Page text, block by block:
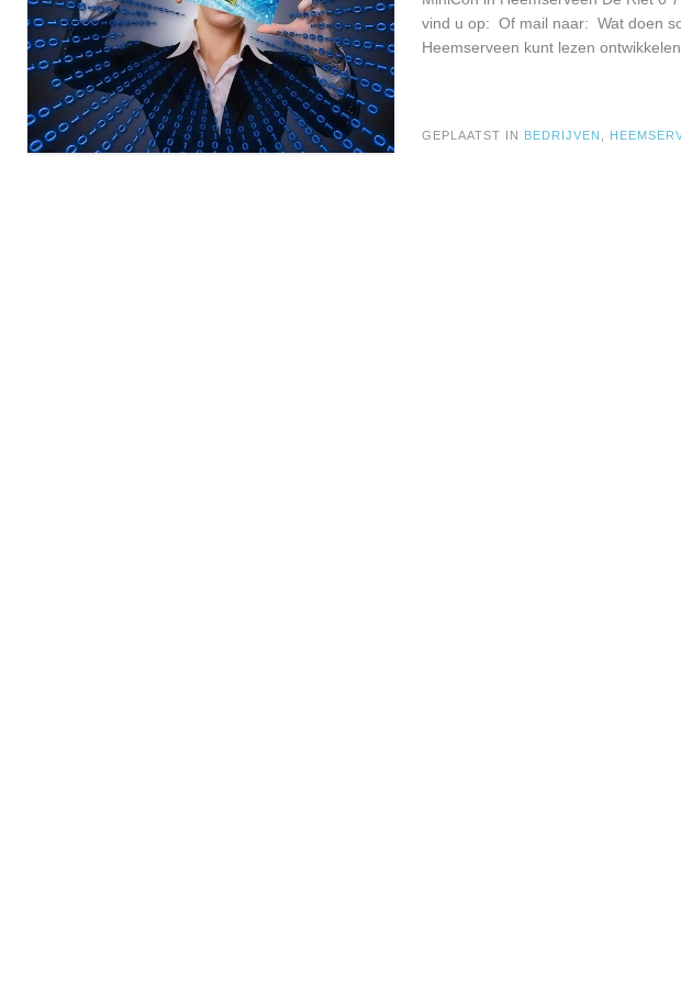
vind u op: Of mail naar: Wat doen
Heemserveen kunt lezen
GEPLAATST IN BEDRIJVEN